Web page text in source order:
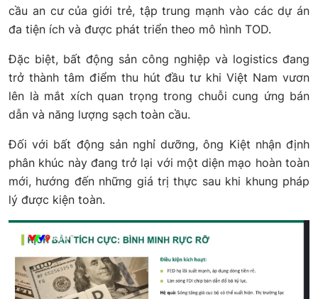
cầu an cư của giới trẻ, tập trung mạnh vào các dự án
đa tiện ích và được phát triển theo mô hình TOD.
Đặc biệt, bất động sản công nghiệp và logistics đang
trở thành tâm điểm thu hút đầu tư khi Việt Nam vươn
lên là mắt xích quan trọng trong chuỗi cung ứng bán
dẫn và năng lượng sạch toàn cầu.
Đối với bất động sản nghỉ dưỡng, ông Kiệt nhận định
phân khúc này đang trở lại với một diện mạo hoàn toàn
mới, hướng đến những giá trị thực sau khi khung pháp
lý được kiện toàn.